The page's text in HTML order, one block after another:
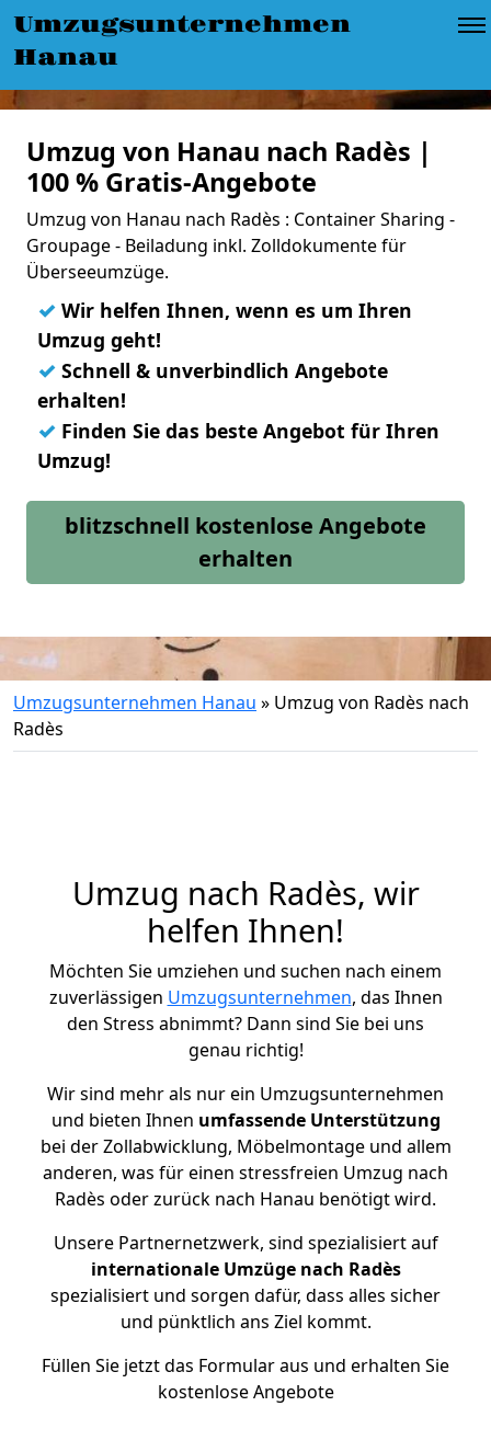
Umzugsunternehmen
Hanau
Umzug von Hanau nach Radès |
100 % Gratis-Angebote
Umzug von Hanau nach Radès : Container Sharing -
Groupage - Beiladung inkl. Zolldokumente für
Überseeumzüge.
✓ Wir helfen Ihnen, wenn es um Ihren
Umzug geht!
✓ Schnell & unverbindlich Angebote
erhalten!
✓ Finden Sie das beste Angebot für Ihren
Umzug!
blitzschnell kostenlose Angebote
erhalten
Umzugsunternehmen Hanau » Umzug von Radès nach
Radès
Umzug nach Radès, wir
helfen Ihnen!
Möchten Sie umziehen und suchen nach einem
zuverlässigen Umzugsunternehmen, das Ihnen
den Stress abnimmt? Dann sind Sie bei uns
genau richtig!
Wir sind mehr als nur ein Umzugsunternehmen
und bieten Ihnen umfassende Unterstützung
bei der Zollabwicklung, Möbelmontage und allem
anderen, was für einen stressfreien Umzug nach
Radès oder zurück nach Hanau benötigt wird.
Unsere Partnernetzwerk, sind spezialisiert auf
internationale Umzüge nach Radès
spezialisiert und sorgen dafür, dass alles sicher
und pünktlich ans Ziel kommt.
Füllen Sie jetzt das Formular aus und erhalten Sie
kostenlose Angebote